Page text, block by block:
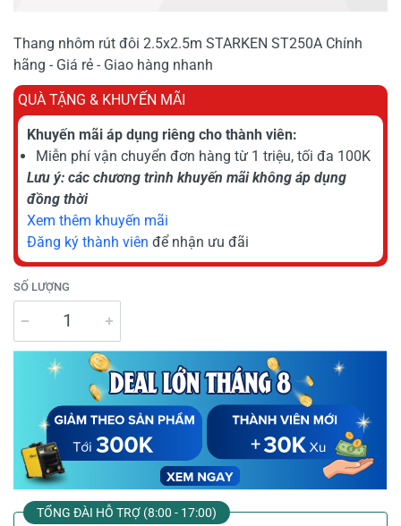
Thang nhôm rút đôi 2.5x2.5m STARKEN ST250A Chính
hãng - Giá rẻ - Giao hàng nhanh
QUÀ TẶNG & KHUYẾN MÃI
Khuyến mãi áp dụng riêng cho thành viên:
Miễn phí vận chuyển đơn hàng từ 1 triệu, tối đa 100K
Lưu ý: các chương trình khuyến mãi không áp dụng
đồng thời
Xem thêm khuyến mãi
Đăng ký thành viên để nhận ưu đãi
SỐ LƯỢNG
TỔNG ĐÀI HỖ TRỢ (8:00 - 17:00)